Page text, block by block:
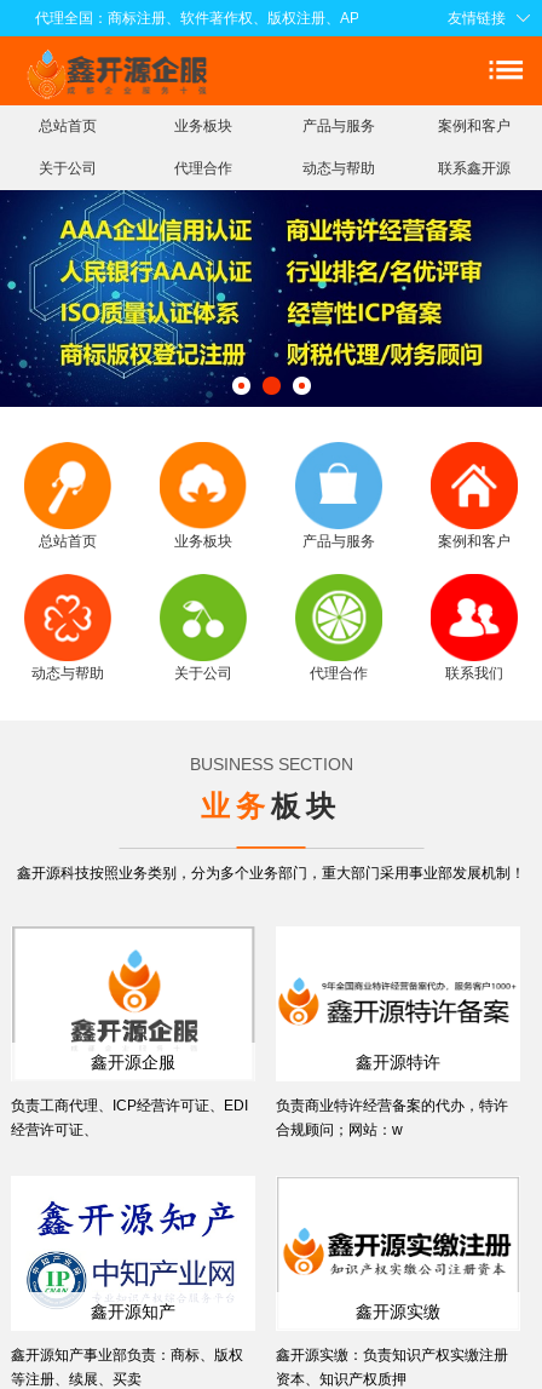
代理全国：商标注册、软件著作权、版权注册、APP电子版权、知识产权实缴注
友情链接
总站首页 业务板块 产品与服务 案例和客户
关于公司 代理合作 动态与帮助 联系鑫开源
总站首页 业务板块 产品与服务 案例和客户
动态与帮助 关于公司 代理合作 联系我们
BUSINESS SECTION
业务板块
鑫开源科技按照业务类别，分为多个业务部门，重大部门采用事业部发展机制！
鑫开源企服
负责工商代理、ICP经营许可证、EDI
经营许可证、
鑫开源特许
负责商业特许经营备案的代办，特许
合规顾问；网站：w
鑫开源知产
鑫开源知产事业部负责：商标、版权
等注册、续展、买卖
鑫开源实缴
鑫开源实缴：负责知识产权实缴注册
资本、知识产权质押